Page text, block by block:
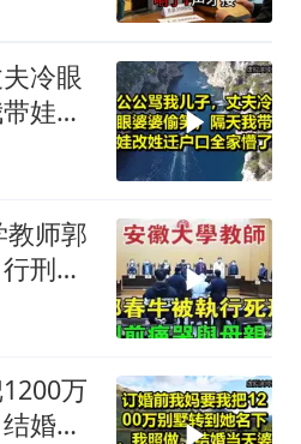
冷眼
娃改
教师郭
刑前
万
婚当